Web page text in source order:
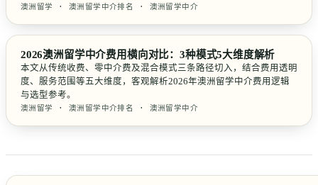
澳洲留学 · 澳洲留学中介排名 · 澳洲留学中介
2026澳洲留学中介费用横向对比：3种模式5大维度解析
本文从传统收费、零中介费及混合模式三条路径切入，结合费用透明
度、服务范围等五大维度，客观解析2026年澳洲留学中介费用逻辑
与选型参考。
澳洲留学 · 澳洲留学中介排名 · 澳洲留学中介